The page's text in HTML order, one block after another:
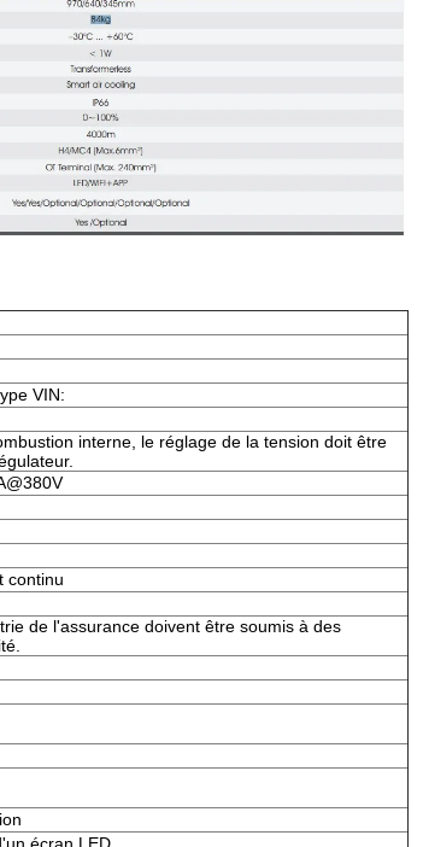
VIN:
interne, le réglage de la tension doit être
continu
de l'assurance doivent être soumis à des